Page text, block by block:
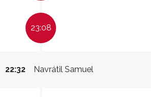
23:08
Navrátil Samuel
22:32